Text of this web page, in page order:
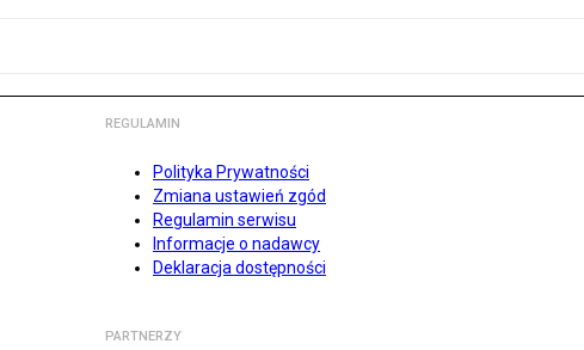
REGULAMIN
Polityka Prywatności
Zmiana ustawień zgód
Regulamin serwisu
Informacje o nadawcy
Deklaracja dostępności
PARTNERZY